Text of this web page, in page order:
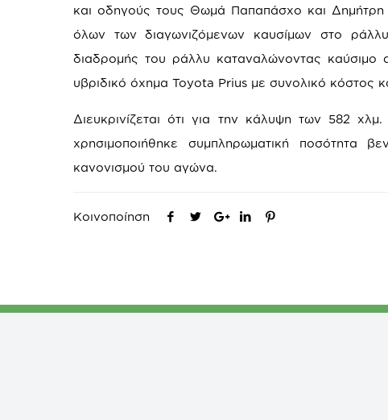
και οδηγούς τους Θωμά Παπαπάσχο και Δημήτρη
όλων των διαγωνιζόμενων καυσίμων στο
διαδρομής του ράλλυ καταναλώνοντας καύσιμο
υβριδικό όχημα Toyota Prius με συνολικό κόστος
Διευκρινίζεται ότι για την κάλυψη των 582
χρησιμοποιήθηκε συμπληρωματική ποσότητα
κανονισμού του αγώνα.
Κοινοποίηση